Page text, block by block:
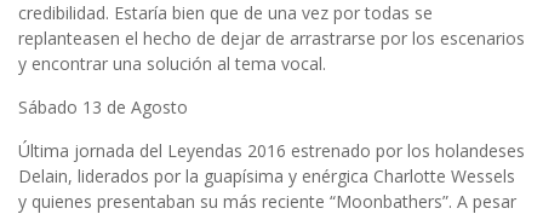
credibilidad. Estaría bien que de una vez por todas se
replanteasen el hecho de dejar de arrastrarse por los escenarios
y encontrar una solución al tema vocal.
Sábado 13 de Agosto
Última jornada del Leyendas 2016 estrenado por los holandeses
Delain, liderados por la guapísima y enérgica Charlotte Wessels
y quienes presentaban su más reciente “Moonbathers”. A pesar